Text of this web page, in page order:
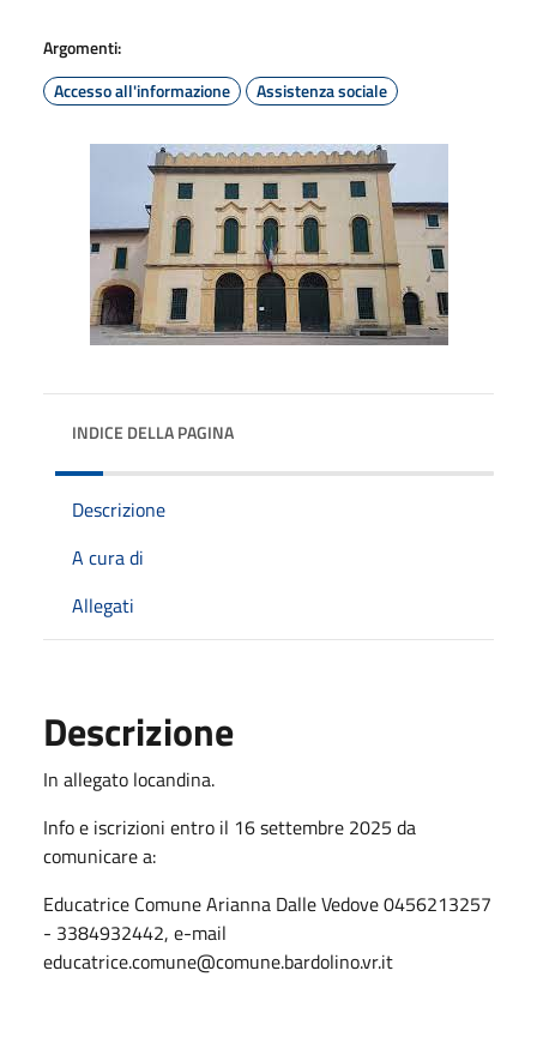
Argomenti:
Accesso all'informazione
Assistenza sociale
INDICE DELLA PAGINA
Descrizione
A cura di
Allegati
Descrizione
In allegato locandina.
Info e iscrizioni entro il 16 settembre 2025 da
comunicare a:
Educatrice Comune Arianna Dalle Vedove 0456213257
- 3384932442, e-mail
educatrice.comune@comune.bardolino.vr.it